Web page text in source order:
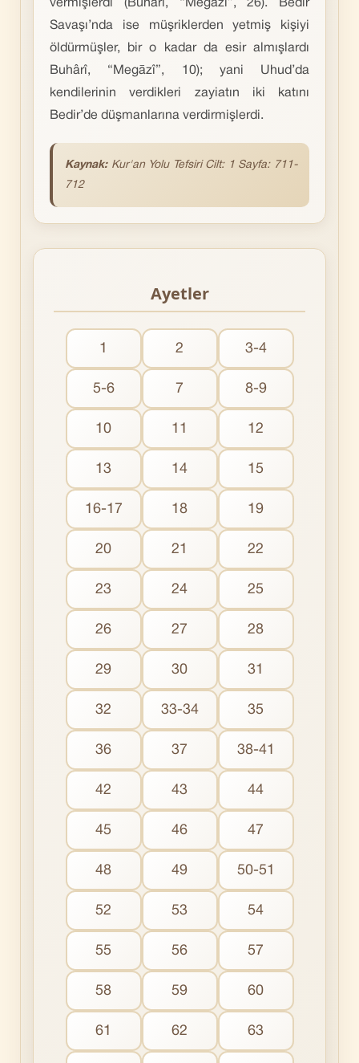
vermişlerdi (Buhârî, “Megāzî”, 26). Bedir
Savaşı’nda ise müşriklerden yetmiş kişiyi
öldürmüşler, bir o kadar da esir almışlardı
Buhârî, “Megāzî”, 10); yani Uhud’da
kendilerinin verdikleri zayiatın iki katını
Bedir’de düşmanlarına verdirmişlerdi.
Kaynak: Kur'an Yolu Tefsiri Cilt: 1 Sayfa: 711-
712
Ayetler
1 2 3-4
5-6 7 8-9
10 11 12
13 14 15
16-17 18 19
20 21 22
23 24 25
26 27 28
29 30 31
32 33-34 35
36 37 38-41
42 43 44
45 46 47
48 49 50-51
52 53 54
55 56 57
58 59 60
61 62 63